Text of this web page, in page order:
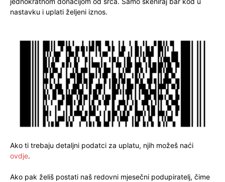
nastavku i uplati željeni iznos.
Ako ti trebaju detaljni podatci za uplatu, njih možeš naći
ovdje.
Ako pak želiš postati naš redovni mjesečni podupiratelj, čime